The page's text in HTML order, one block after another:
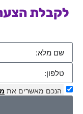
לקבלת
הנכם מאשרים את